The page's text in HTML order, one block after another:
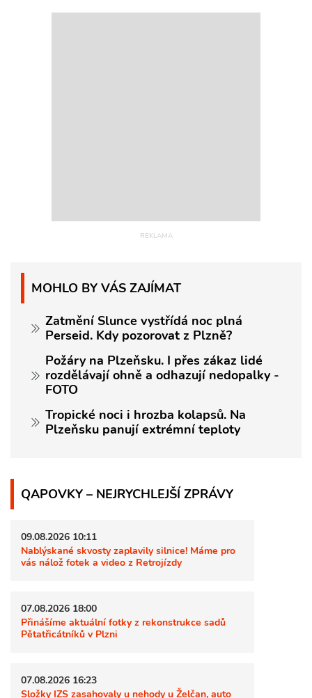
MOHLO BY VÁS ZAJÍMAT
Zatmění Slunce vystřídá noc plná
Perseid. Kdy pozorovat z Plzně?
Požáry na Plzeňsku. I přes zákaz lidé
rozdělávají ohně a odhazují nedopalky -
FOTO
Tropické noci i hrozba kolapsů. Na
Plzeňsku panují extrémní teploty
QAPOVKY – NEJRYCHLEJŠÍ ZPRÁVY
09.08.2026 10:11
Nablýskané skvosty zaplavily silnice! Máme pro
vás nálož fotek a video z Retrojízdy
07.08.2026 18:00
Přinášíme aktuální fotky z rekonstrukce sadů
Pětatřicátníků v Plzni
07.08.2026 16:23
Složky IZS zasahovaly u nehody u Želčan, auto